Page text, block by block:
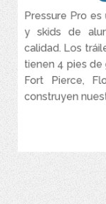
Pressure Pro
y skids de
calidad. Los
tienen 4 pies de
Fort Pierce,
construyen
Tráilers con
Tráilers con